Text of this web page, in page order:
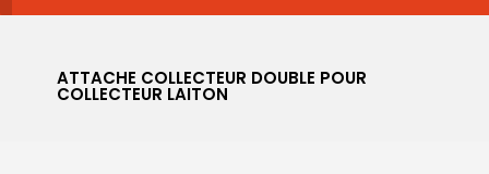
ATTACHE COLLECTEUR DOUBLE POUR
COLLECTEUR LAITON